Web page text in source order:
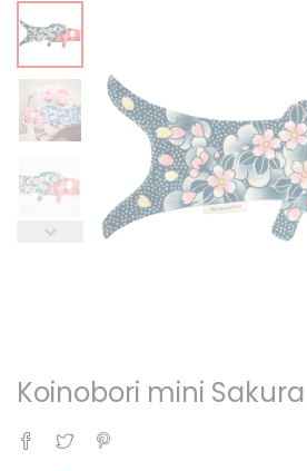
Koinobori mini Sakura
Partager
Tweet